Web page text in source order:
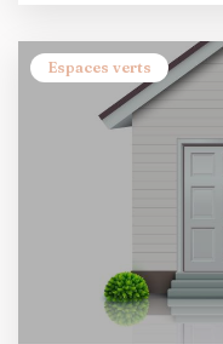
Espaces verts